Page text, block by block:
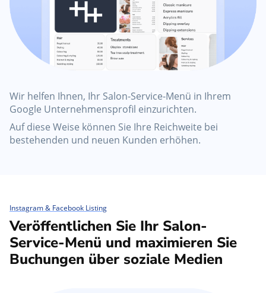
Wir helfen Ihnen, Ihr Salon-Service-Menü in Ihrem
Google Unternehmensprofil einzurichten.
Auf diese Weise können Sie Ihre Reichweite bei
bestehenden und neuen Kunden erhöhen.
Instagram & Facebook Listing
Veröffentlichen Sie Ihr Salon-
Service-Menü und maximieren Sie
Buchungen über soziale Medien